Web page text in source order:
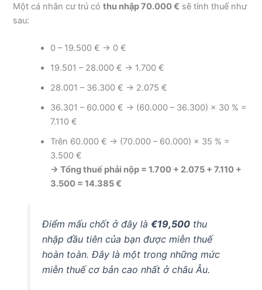
Một cá nhân cư trú cóthu nhập 70.000 € sẽ tính thuế như
sau:
0 – 19.500 € → 0 €
19.501 – 28.000 € → 1.700 €
28.001 – 36.300 € → 2.075 €
36.301 – 60.000 € → (60.000 – 36.300) × 30 % =
7.110 €
Trên 60.000 € → (70.000 – 60.000) × 35 % =
3.500 €
→ Tổng thuế phải nộp = 1.700 + 2.075 + 7.110 +
3.500 = 14.385 €
Điểm mấu chốt ở đây là €19,500thu
nhập đầu tiên của bạn được miễn thuế
hoàn toàn. Đây là một trong những mức
miễn thuế cơ bản cao nhất ở châu Âu.